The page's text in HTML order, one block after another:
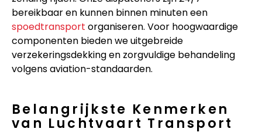
bereikbaar en kunnen binnen minuten een
spoedtransport organiseren. Voor hoogwaardige
componenten bieden we uitgebreide
verzekeringsdekking en zorgvuldige behandeling
volgens aviation-standaarden.
Belangrijkste Kenmerken
van Luchtvaart Transport